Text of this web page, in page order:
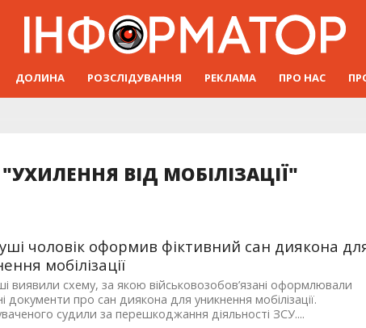
ДОЛИНА РОЗСЛІДУВАННЯ РЕКЛАМА ПРО НАС
ВІД МОБІЛІЗАЦІЇ"
чоловік оформив фіктивний сан диякона
мобілізації
виявили схему, за якою військовозобов’язані оформлювали
документи про сан диякона для уникнення мобілізації.
судили за перешкоджання діяльності ЗСУ....